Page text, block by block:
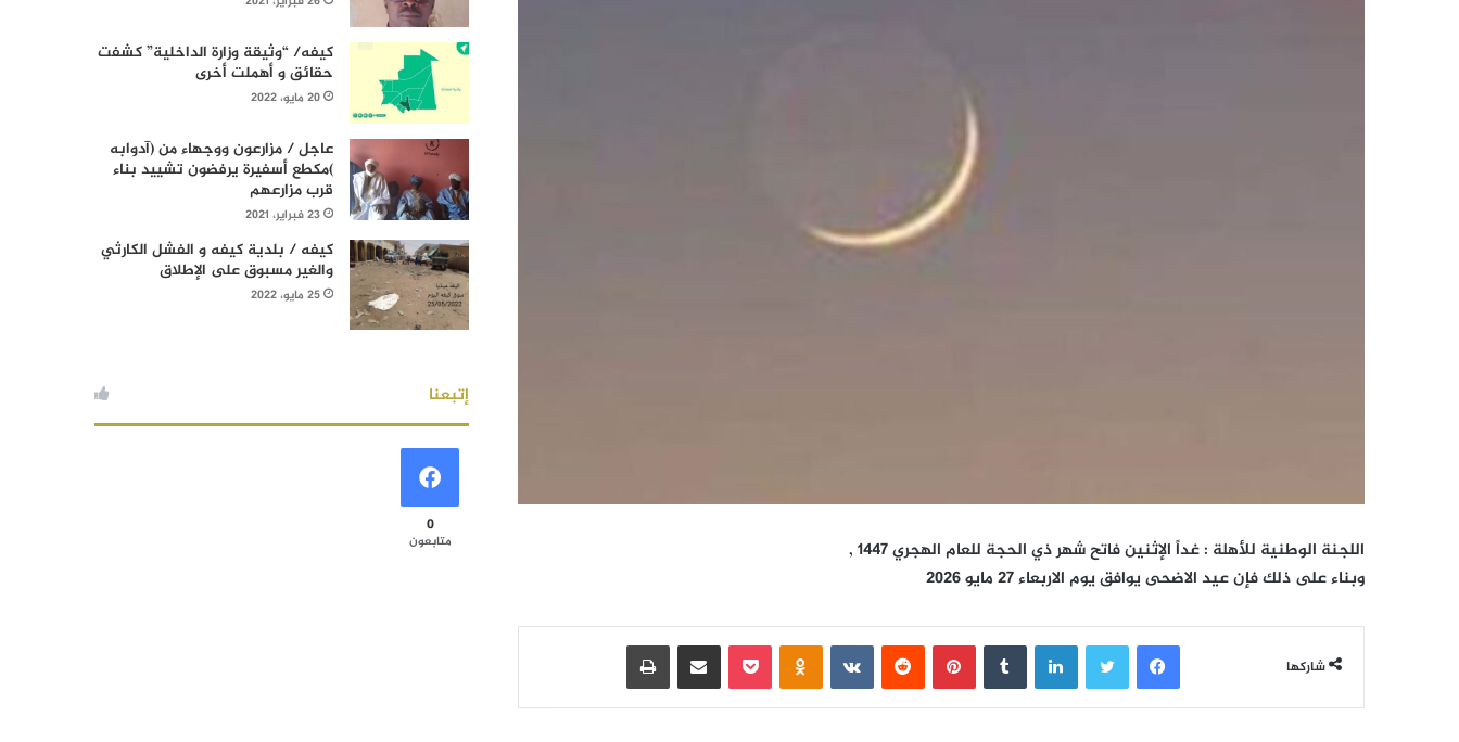
اللجنة الوطنية للأهلة : غداً الإثنين فاتح شهر ذي الحجة للعام الهجري 1447 ,
وبناء على ذلك فإن عيد الاضحى يوافق يوم الاربعاء 27 مايو 2026
شاركها
فيسبوك لينكدإن بينتيريست بوكيت مشاركة عبر البريد
كيفه/ “وثيقة وزارة الداخلية” كشفت
حقائق و أهملت أخرى
20 مايو، 2022
عاجل / مزارعون ووجهاء من (آدوابه
)مكطع أسفيرة يرفضون تشييد بناء
قرب مزارعهم
23 فبراير، 2021
كيفه / بلدية كيفه و الفشل الكارثي
والغير مسبوق على الإطلاق
25 مايو، 2022
إتبعنا
0
متابعون